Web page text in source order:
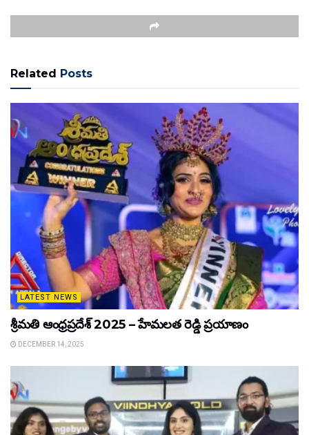
Related Posts
LATEST NEWS
శ్రీమతి ఆంధ్రప్రదేశ్ 2025 – హేమలత రెడ్డి ప్రయాణం
DECEMBER 14, 2025